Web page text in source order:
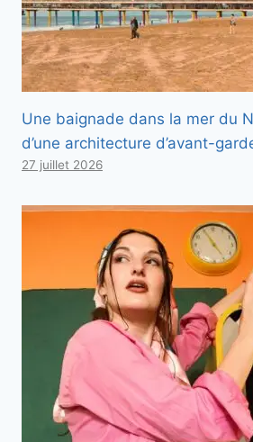
Une baignade dans la mer du
d’une architecture d’avant-
27 juillet 2026